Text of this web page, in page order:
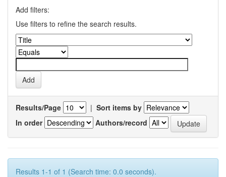
Add filters:
Use filters to refine the search results.
Results/Page | Sort items by
In order
Authors/record
Results 1-1 of 1 (Search time: 0.0 seconds).